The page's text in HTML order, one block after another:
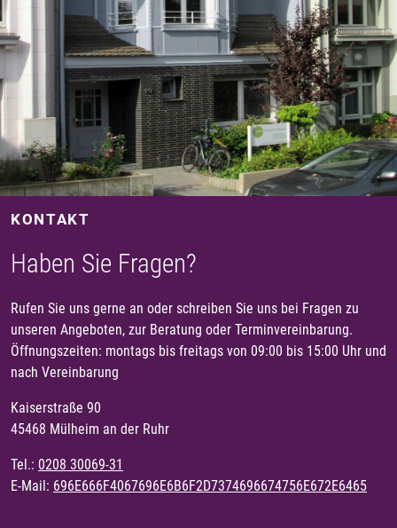
KONTAKT
Haben Sie Fragen?
Rufen Sie uns gerne an oder schreiben Sie uns bei Fragen zu
unseren Angeboten, zur Beratung oder Terminvereinbarung.
Öffnungszeiten: montags bis freitags von 09:00 bis 15:00 Uhr und
nach Vereinbarung
Kaiserstraße 90
45468 Mülheim an der Ruhr
Tel.: 0208 30069-31
E-Mail: 696E666F4067696E6B6F2D7374696674756E672E6465